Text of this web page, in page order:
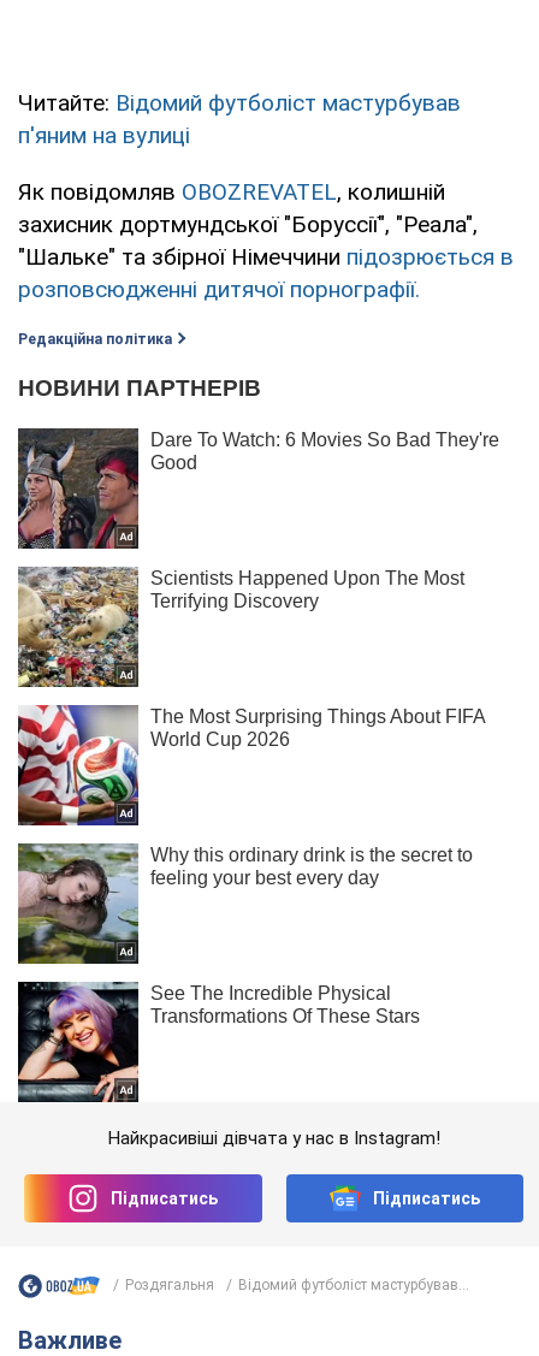
Читайте: Відомий футболіст мастурбував
п'яним на вулиці
Як повідомляв OBOZREVATEL, колишній
захисник дортмундської "Боруссії", "Реала",
"Шальке" та збірної Німеччини підозрюється в
розповсюдженні дитячої порнографії.
Редакційна політика
Найкрасивіші дівчата у нас в Instagram!
Підписатись Підписатись
Роздягальня Відомий футболіст мастурбував...
Важливе